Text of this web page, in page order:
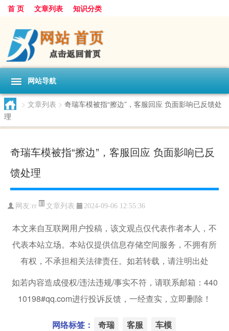
首 页 文章列表 知识分类
网站导航
> 文章列表 > 奇瑞车模被指“擦边”，客服回应 负面影响已反馈处
理
奇瑞车模被指“擦边”，客服回应 负面影响已反
馈处理
网友:rr 文章列表 2024-09-06 12:55:36
本文来自互联网用户投稿，该文观点仅代表作者本人，不
代表本站立场。本站仅提供信息存储空间服务，不拥有所
有权，不承担相关法律责任。如若转载，请注明出处
如若内容造成侵权/违法违规/事实不符，请联系邮箱：440
10198#qq.com进行投诉反馈，一经查实，立即删除！
网络标签： 奇瑞 客服 车模